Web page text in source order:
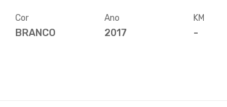
Cor
BRANCO
Ano
2017
KM
-